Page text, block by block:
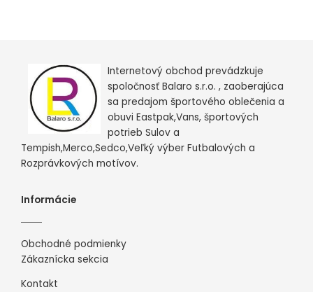
Internetový obchod prevádzkuje
spoločnosť Balaro s.r.o. , zaoberajúca
sa predajom športového oblečenia a
obuvi Eastpak,Vans, športových
potrieb Sulov a
Tempish,Merco,Sedco,Veľký výber Futbalových a
Rozprávkových motívov.
Informácie
Obchodné podmienky
Zákaznícka sekcia
Kontakt